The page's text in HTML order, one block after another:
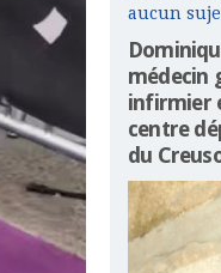
aucun
médecin
infirmier
centre
du